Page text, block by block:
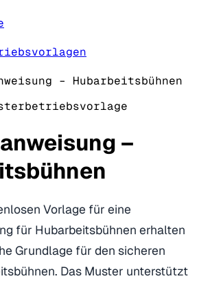
– Hubarbeitsbühnen
–
Vorlage für eine
für Hubarbeitsbühnen erhalten
Grundlage für den sicheren
Das Muster unterstützt